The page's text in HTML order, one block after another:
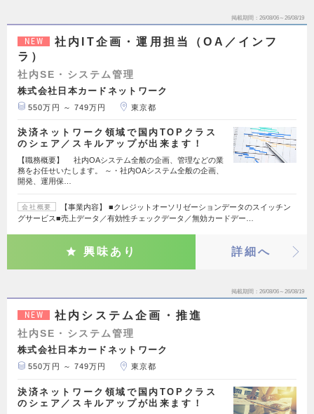
掲載期間 26/08/06～26/08/19
NEW
社内IT企画・運用担当（OA／インフ
ラ）
社内SE・システム管理
株式会社日本カードネットワーク
550万円 ～ 749万円 東京都
決済ネットワーク領域で国内TOPクラス
のシェア／スキルアップが出来ます！
【職務概要】 社内OAシステム全般の企画、管理などの業
務をお任せいたします。 ～・社内OAシステム全般の企画、
開発、運用保…
会社概要
【事業内容】 ■クレジットオーソリゼーションデータのスイッチン
グサービス■売上データ／有効性チェックデータ／無効カードデー…
興味あり 詳細へ
掲載期間 26/08/06～26/08/19
NEW 社内システム企画・推進
社内SE・システム管理
株式会社日本カードネットワーク
550万円 ～ 749万円 東京都
決済ネットワーク領域で国内TOPクラス
のシェア／スキルアップが出来ます！